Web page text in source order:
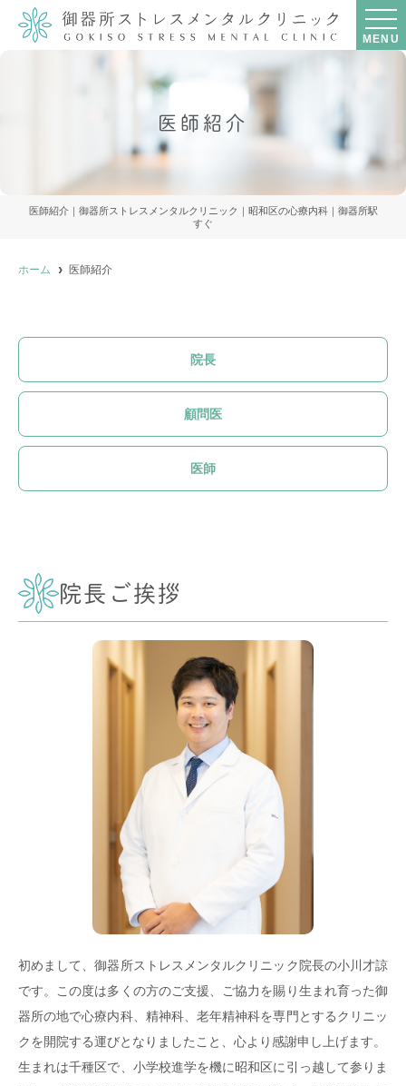
MENU
医師紹介
医師紹介｜御器所ストレスメンタルクリニック｜昭和区の心療内科｜御器所駅
すぐ
ホーム 医師紹介
院長
顧問医
医師
院長ご挨拶
初めまして、御器所ストレスメンタルクリニック院長の小川才諒
です。この度は多くの方のご支援、ご協力を賜り生まれ育った御
器所の地で心療内科、精神科、老年精神科を専門とするクリニッ
クを開院する運びとなりましたこと、心より感謝申し上げます。
生まれは千種区で、小学校進学を機に昭和区に引っ越して参りま